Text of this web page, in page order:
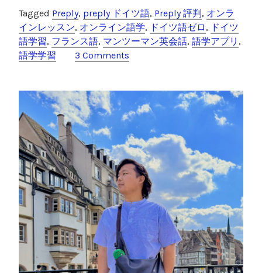
l
y
ド
イ
レ
ビ
ュ
｜
講
師
選
び
の
コ
ツ
と
c
e
b
o
o
k
tt
er
e
c
k
et
Tagged Preply, preply ドイツ語, Preply 評判, オンラ
インレッスン, オンライン語学, ドイツ語ゼロ , ドイツ
語学習, フランス語, マンツーマン英会話, 語学アプリ ,
語学学習
3 Comments